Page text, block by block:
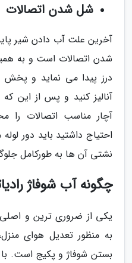
شل شدن اتصالات
آخرین علت آب دادن شیر
شدن اتصالات است و به
درز پیدا می نماید و
آنالیز کنید و پس از این
آچار مناسب اتصالات را
احتیاج داشتید باید دور لوله
نشتی آن ها به طورکامل
چگونه آب شوفاژ
یکی از ضروری ترین و
به منظور تعدیل هوای
بستن شوفاژ و پکیج است.